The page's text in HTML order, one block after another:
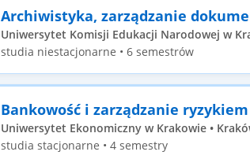
Archiwistyka, zarządzanie
Uniwersytet Komisji Edukacji Narodowej w
studia niestacjonarne • 6 semestrów
Bankowość i zarządzanie ryzykiem
Uniwersytet Ekonomiczny w Krakowie •
studia stacjonarne • 4 semestry